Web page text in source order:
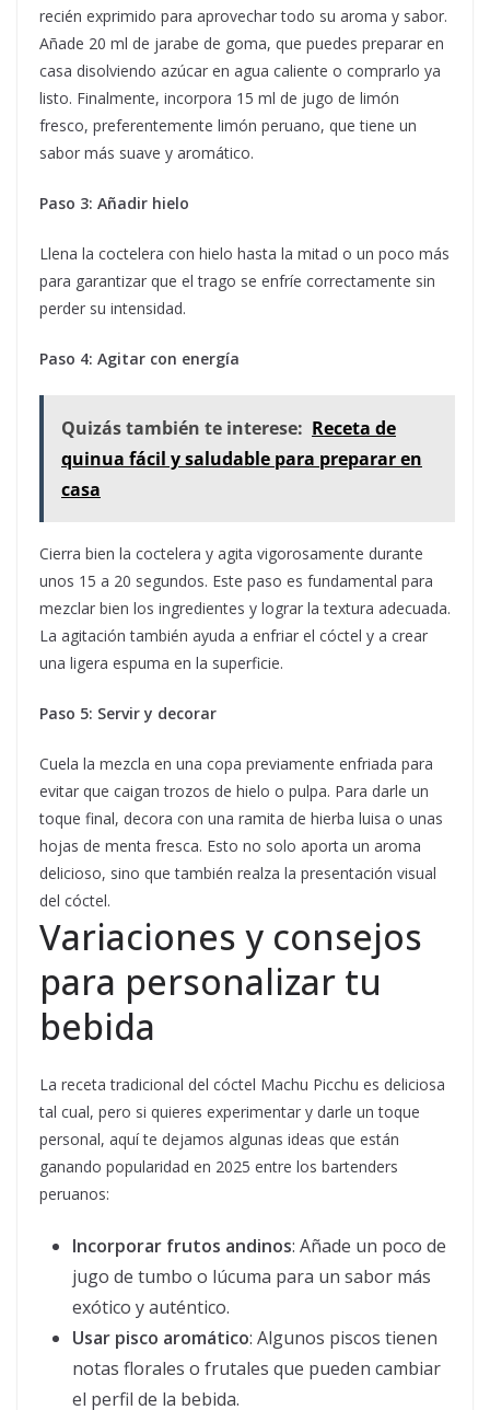
recién exprimido para aprovechar todo su aroma y sabor.
Añade 20 ml de jarabe de goma, que puedes preparar en
casa disolviendo azúcar en agua caliente o comprarlo ya
listo. Finalmente, incorpora 15 ml de jugo de limón
fresco, preferentemente limón peruano, que tiene un
sabor más suave y aromático.
Paso 3: Añadir hielo
Llena la coctelera con hielo hasta la mitad o un poco más
para garantizar que el trago se enfríe correctamente sin
perder su intensidad.
Paso 4: Agitar con energía
Quizás también te interese: Receta de
quinua fácil y saludable para preparar en
casa
Cierra bien la coctelera y agita vigorosamente durante
unos 15 a 20 segundos. Este paso es fundamental para
mezclar bien los ingredientes y lograr la textura adecuada.
La agitación también ayuda a enfriar el cóctel y a crear
una ligera espuma en la superficie.
Paso 5: Servir y decorar
Cuela la mezcla en una copa previamente enfriada para
evitar que caigan trozos de hielo o pulpa. Para darle un
toque final, decora con una ramita de hierba luisa o unas
hojas de menta fresca. Esto no solo aporta un aroma
delicioso, sino que también realza la presentación visual
del cóctel.
Variaciones y consejos
para personalizar tu
bebida
La receta tradicional del cóctel Machu Picchu es deliciosa
tal cual, pero si quieres experimentar y darle un toque
personal, aquí te dejamos algunas ideas que están
ganando popularidad en 2025 entre los bartenders
peruanos:
Incorporar frutos andinos: Añade un poco de
jugo de tumbo o lúcuma para un sabor más
exótico y auténtico.
Usar pisco aromático: Algunos piscos tienen
notas florales o frutales que pueden cambiar
el perfil de la bebida.